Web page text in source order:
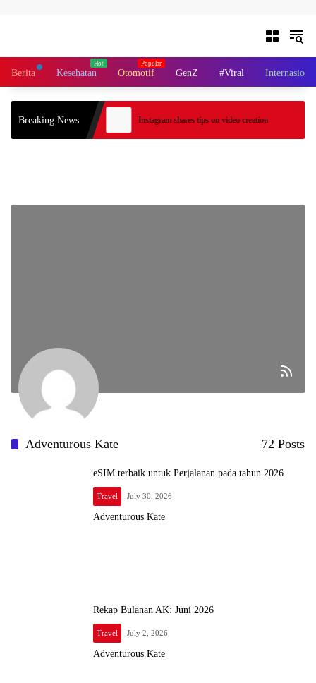
Berita Kesehatan Otomotif GenZ #Viral Internasional
Breaking News
Big Ridge Views Instagram shares tips on video creation
Adventurous Kate 72 Posts
eSIM terbaik untuk Perjalanan pada tahun 2026
Travel July 30, 2026
Adventurous Kate
Rekap Bulanan AK: Juni 2026
Travel July 2, 2026
Adventurous Kate